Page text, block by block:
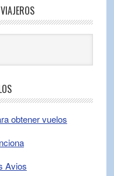
obtener vuelos
Avios